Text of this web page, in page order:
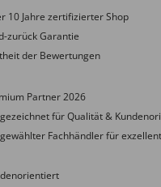
10 Jahre zertifizierter Shop
zurück Garantie
der Bewertungen
Partner 2026
für Qualität &
Fachhändler für